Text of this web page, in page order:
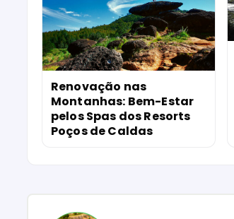
Renovação nas
Montanhas: Bem-Estar
pelos Spas dos Resorts
Poços de Caldas